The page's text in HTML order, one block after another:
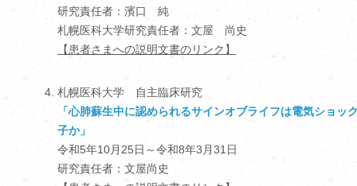
研究責任者：濱口 純
札幌医科大学研究責任者：文屋 尚史
【患者さまへの説明文書のリンク】
札幌医科大学 自主臨床研究
「心肺蘇生中に認められるサインオブライフは電気ショ
子か」
令和5年10月25日～令和8年3月31日
研究責任者：文屋尚史